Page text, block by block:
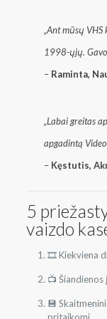
„Ant mūsų
1998-ųjų.
– Raminta,
„Labai greitas
apgadintą
– Kęstutis,
5
vaizdo
🎞 Kiekviena
📺
💾